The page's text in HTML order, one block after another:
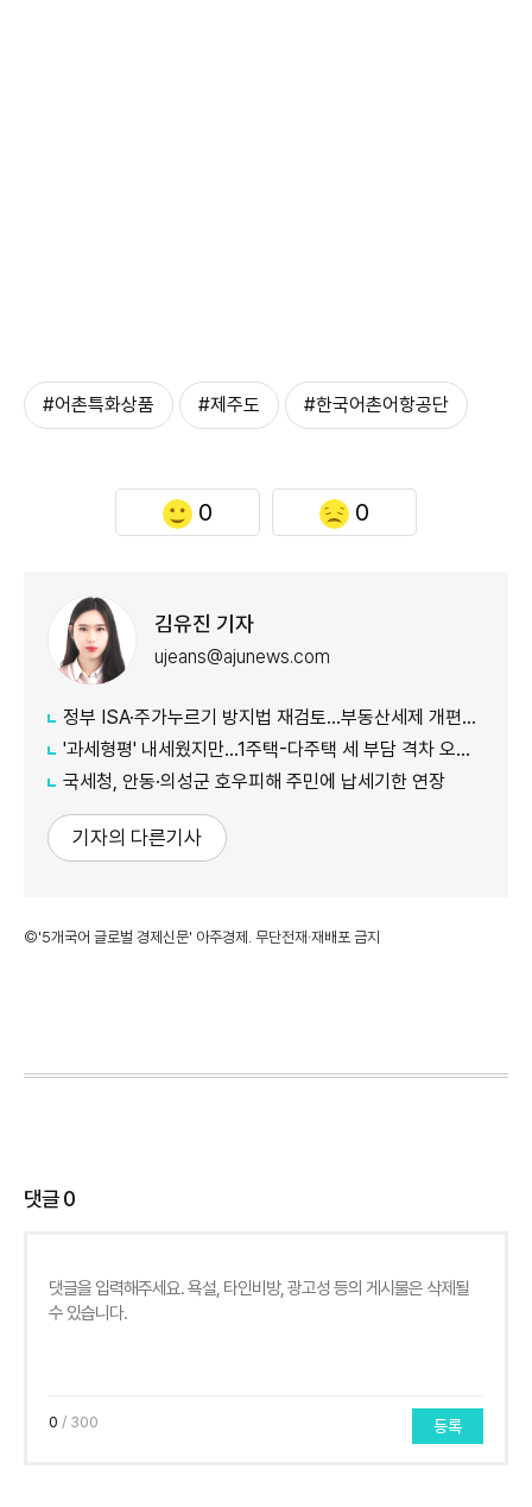
#어촌특화상품 #제주도 #한국어촌어항공단
0 0
김유진 기자
ujeans@ajunews.com
정부 ISA·주가누르기 방지법 재검토…부동산세제 개편안도 손질
'과세형평' 내세웠지만…1주택-다주택 세 부담 격차 오히려 커지나
국세청, 안동·의성군 호우피해 주민에 납세기한 연장
기자의 다른기사
©'5개국어 글로벌 경제신문' 아주경제. 무단전재·재배포 금지
댓글0
0 / 300 등록